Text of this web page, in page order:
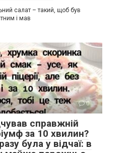
салат – такий, щоб був
і мав
0
справжній
за 10 хвилин?
була у відчаї: в